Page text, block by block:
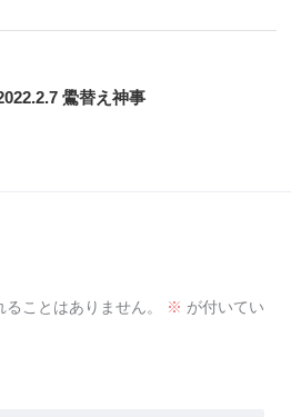
鷽替え神事
ことはありません。 ※ が付いてい